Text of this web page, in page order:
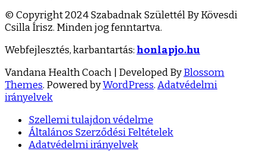
© Copyright 2024 Szabadnak Születtél By Kövesdi
Csilla Írisz. Minden jog fenntartva.
Webfejlesztés, karbantartás: honlapjo.hu
Vandana Health Coach | Developed ByBlossom
Themes. Powered byWordPress.Adatvédelmi
irányelvek
Szellemi tulajdon védelme
Általános Szerződési Feltételek
Adatvédelmi irányelvek